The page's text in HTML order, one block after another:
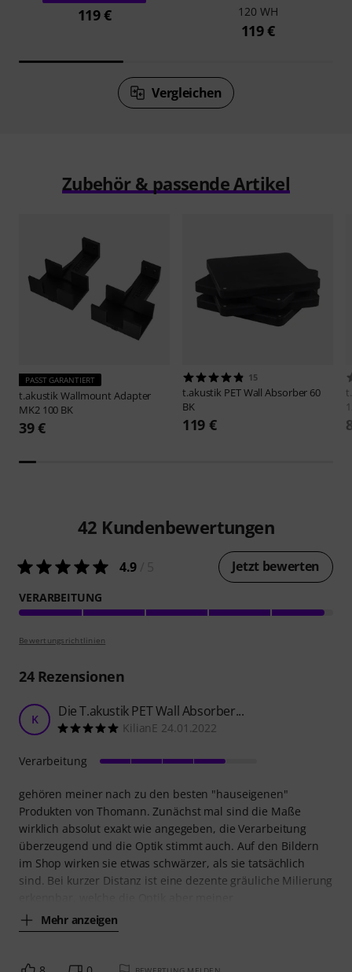
119 €
120 WH
119 €
Vergleichen
Zubehör & passende Artikel
PASST GARANTIERT
t.akustikWallmount Adapter
MK2 100 BK
39 €
15
t.akustik PET Wall Absorber 60
BK
119 €
42 Kundenbewertungen
4.9 Jetzt bewerten
VERARBEITUNG
Bewertungsrichtlinien
24Rezensionen
K Die T.akustik PET Wall Absorber...
KilianE 24.01.2022
gehören meiner nach zu den besten "hauseigenen"
Produkten von Thomann. Zunächst mal sind die Maße
wirklich absolut exakt wie angegeben, die Verarbeitung
überzeugend und die Optik stimmt auch. Auf den Bildern
im Shop wirken sie etwas schwärzer, als sie tatsächlich
sind. Bei kurzer Distanz ist eine dezente gräuliche Milierung
Mehr anzeigen
Verarbeitung